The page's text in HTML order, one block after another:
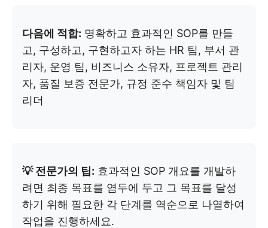
다음에 적합: 명확하고 효과적인 SOP를 만들
고, 구성하고, 구현하고자 하는 HR 팀, 부서 관
리자, 운영 팀, 비즈니스 소유자, 프로젝트 관리
자, 품질 보증 전문가, 규정 준수 책임자 및 팀
리더
💡 전문가의 팁: 효과적인 SOP 개요를 개발하
려면 최종 목표를 염두에 두고 그 목표를 달성
하기 위해 필요한 각 단계를 역순으로 나열하여
작업을 진행하세요.